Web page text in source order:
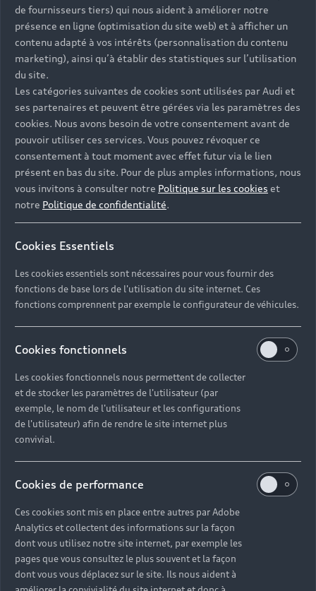
de fournisseurs tiers) qui nous aident à améliorer notre
présence en ligne (optimisation du site web) et à afficher un
contenu adapté à vos intérêts (personnalisation du contenu
marketing), ainsi qu’à établir des statistiques sur l’utilisation
du site.
Les catégories suivantes de cookies sont utilisées par Audi et
ses partenaires et peuvent être gérées via les paramètres des
cookies. Nous avons besoin de votre consentement avant de
pouvoir utiliser ces services. Vous pouvez révoquer ce
consentement à tout moment avec effet futur via le lien
présent en bas du site. Pour de plus amples informations, nous
vous invitons à consulter notre Politique sur les cookies et
notre Politique de confidentialité.
Cookies Essentiels
Les cookies essentiels sont nécessaires pour vous fournir des
fonctions de base lors de l'utilisation du site internet. Ces
fonctions comprennent par exemple le configurateur de véhicules.
Cookies fonctionnels
Les cookies fonctionnels nous permettent de collecter
et de stocker les paramètres de l'utilisateur (par
exemple, le nom de l'utilisateur et les configurations
de l'utilisateur) afin de rendre le site internet plus
convivial.
Cookies de performance
Ces cookies sont mis en place entre autres par Adobe
Analytics et collectent des informations sur la façon
dont vous utilisez notre site internet, par exemple les
pages que vous consultez le plus souvent et la façon
dont vous vous déplacez sur le site. Ils nous aident à